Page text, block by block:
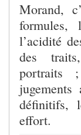
Morand,
l’acidité
des
portraits
définitifs,
effort.